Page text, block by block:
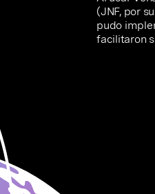
(JNF, por
pudo
facilitaron